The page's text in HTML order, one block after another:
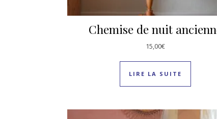
Chemise de nuit
15,00€
LIRE LA SUITE